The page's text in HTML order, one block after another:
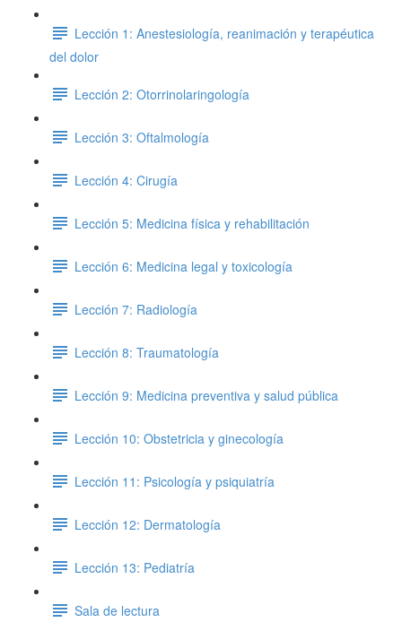
Lección 1: Anestesiología, reanimación y terapéutica
del dolor
Lección 2: Otorrinolaringología
Lección 3: Oftalmología
Lección 4: Cirugía
Lección 5: Medicina física y rehabilitación
Lección 6: Medicina legal y toxicología
Lección 7: Radiología
Lección 8: Traumatología
Lección 9: Medicina preventiva y salud pública
Lección 10: Obstetricia y ginecología
Lección 11: Psicología y psiquiatría
Lección 12: Dermatología
Lección 13: Pediatría
Sala de lectura